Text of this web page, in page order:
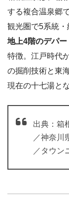
する複合温泉郷
観光圏で5系統・
地上4階のデパー
特徴。江戸時代
の掘削技術と東
現在の十七湯と
出典：箱
／神奈川
／タウン